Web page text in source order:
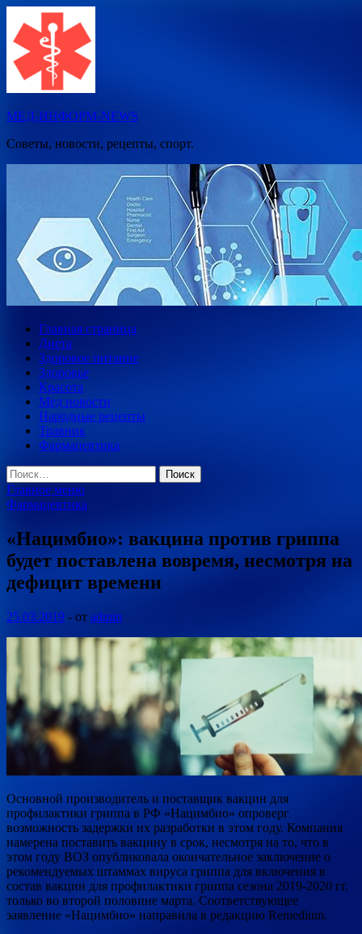
Перейти
содержимому
МЕД-ИНФОРМ-NEWS
Советы, новости, рецепты, спорт.
Главная страница
Диета
Здоровое питание
Здоровье
Красота
Мед новости
Народные рецепты
Травник
Фармацевтика
Найти:
Главное меню
Фармацевтика
«Нацимбио»: вакцина против гриппа
будет поставлена вовремя, несмотря на
дефицит времени
25.03.2019 - от admin
Основной производитель и поставщик вакцин для
профилактики гриппа в РФ «Нацимбио» опроверг
возможность задержки их разработки в этом году. Компания
намерена поставить вакцину в срок, несмотря на то, что в
этом году ВОЗ опубликовала окончательное заключение о
рекомендуемых штаммах вируса гриппа для включения в
состав вакцин для профилактики гриппа сезона 2019-2020 гг.
только во второй половине марта. Соответствующее
заявление «Нацимбио» направила в редакцию Remedium.